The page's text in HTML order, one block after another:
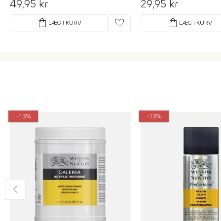
49,95 kr
shopping_bag LÆG I KURV favorite
29,95 kr
shopping_bag LÆG I KURV
-13% -13%